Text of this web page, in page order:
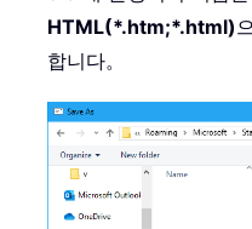
HTML(*.htm;*.html)
합니다。